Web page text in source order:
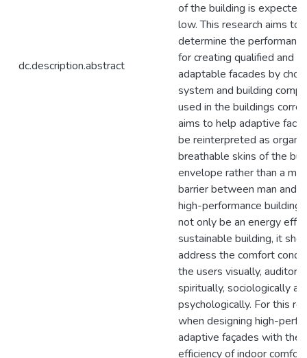
dc.description.abstract
of the building is
low. This research aims to
determine the
for creating qualified and
adaptable facades by
system and building
used in the buildings
aims to help adaptive
be reinterpreted as
breathable skins of the
envelope rather than a
barrier between man and
high-performance building
not only be an energy
sustainable building, it
address the comfort
the users visually, auditory,
spiritually, sociologically
psychologically. For this
when designing high-
adaptive façades with the
efficiency of indoor comfort